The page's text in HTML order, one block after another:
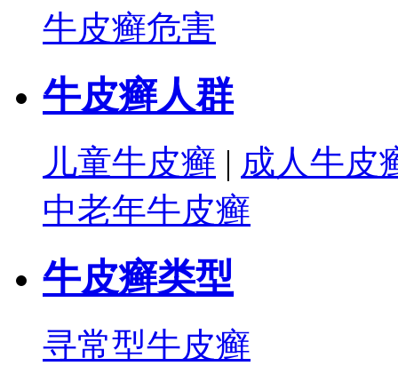
牛皮癣危害
牛皮癣人群
儿童牛皮癣 | 成人牛皮
中老年牛皮癣
牛皮癣类型
寻常型牛皮癣